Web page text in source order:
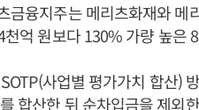
금융지주는 메리츠화재와
억 원보다 130% 가량 높은
사업별 평가가치 합산)
합산한 뒤 순차입금을 제외